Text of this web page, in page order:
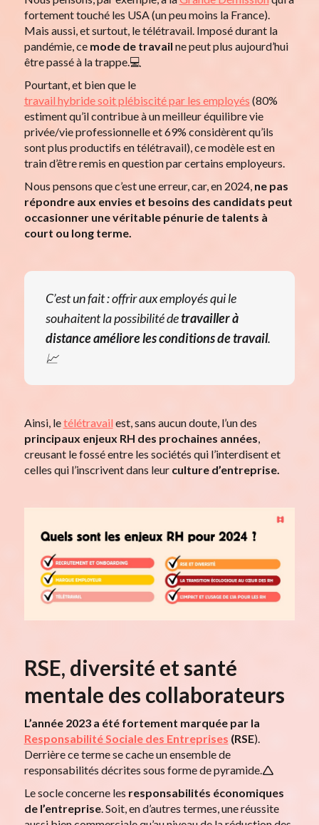
fortement touché les USA (un peu moins la France).
Mais aussi, et surtout, le télétravail. Imposé durant la
pandémie, ce mode de travail ne peut plus aujourd’hui
être passé à la trappe.💻
Pourtant, et bien que le
travail hybride soit plébiscité par les employés (80%
estiment qu’il contribue à un meilleur équilibre vie
privée/vie professionnelle et 69% considèrent qu’ils
sont plus productifs en télétravail), ce modèle est en
train d’être remis en question par certains employeurs.
Nous pensons que c’est une erreur, car, en 2024, ne pas
répondre aux envies et besoins des candidats peut
occasionner une véritable pénurie de talents à
court ou long terme.
C’est un fait : offrir aux employés qui le
souhaitent la possibilité detravailler à
distance améliore lesconditions de travail.
📈
Ainsi, letélétravail est, sans aucun doute, l’un des
principaux enjeux RH des prochaines années,
creusant le fossé entre les sociétés qui l’interdisent et
celles qui l’inscrivent dans leur culture d’entreprise.
RSE, diversité et santé
mentale des collaborateurs
L’année 2023 a été fortement marquée par la
Responsabilité Sociale des Entreprises (RSE).
Derrière ce terme se cache un ensemble de
responsabilités décrites sous forme de pyramide.🛆
Le socle concerne les responsabilités économiques
de l’entreprise. Soit, en d’autres termes, une réussite